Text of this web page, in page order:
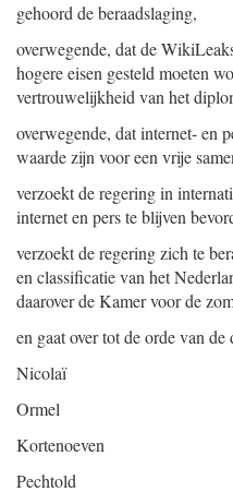
gehoord de beraadslaging,
overwegende, dat de
hogere eisen gesteld moeten
vertrouwelijkheid van het
overwegende, dat internet- en
waarde zijn voor een vrije
verzoekt de regering in
internet en pers te blijven
verzoekt de regering zich te
en classificatie van het
daarover de Kamer voor de
en gaat over tot de orde van de
Nicolaï
Ormel
Kortenoeven
Pechtold